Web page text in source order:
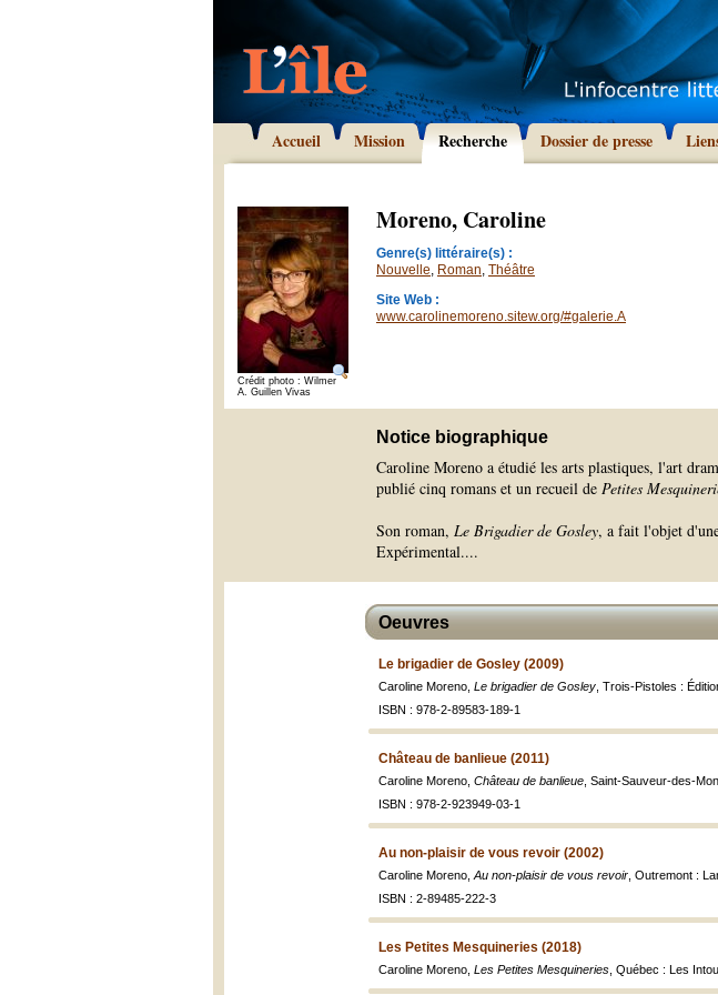
Accueil Mission Recherche Dossier de presse
Crédit photo : Wilmer
A. Guillen Vivas
Moreno, Caroline
Genre(s) littéraire(s) :
Nouvelle, Roman, Théâtre
Site Web :
www.carolinemoreno.sitew.org/#galerie.A
Notice biographique
Caroline Moreno a étudié les arts plastiques, l'art
publié cinq romans et un recueil de Petites
Son roman, Le Brigadier de Gosley, a fait l'objet
Expérimental....
Oeuvres
Le brigadier de Gosley (2009)
Caroline Moreno, Le brigadier de Gosley , Trois-Pistoles :
ISBN : 978-2-89583-189-1
Château de banlieue (2011)
Caroline Moreno, Château de banlieue , Saint-Sauveur-des-
ISBN : 978-2-923949-03-1
Au non-plaisir de vous revoir (2002)
Caroline Moreno, Au non-plaisir de vous revoir , Outremont :
ISBN : 2-89485-222-3
Les Petites Mesquineries (2018)
Caroline Moreno, Les Petites Mesquineries , Québec : Les